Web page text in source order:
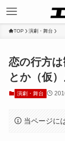
TOP 演劇・舞台
恋の行方
とか（仮
演劇・舞台
当ページに